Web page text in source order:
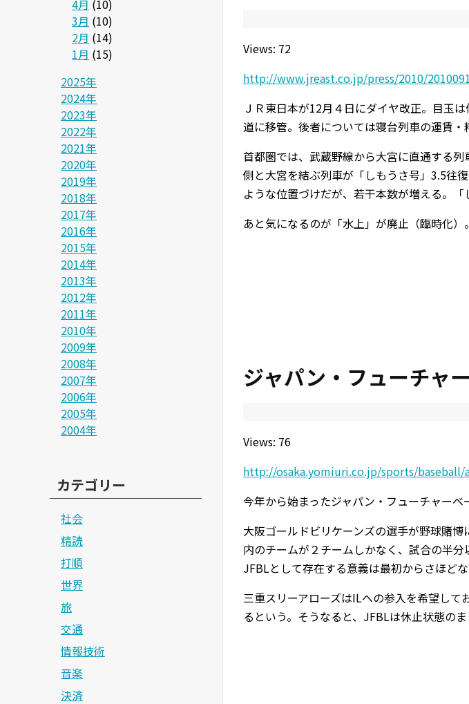
Views: 72
http://www.jreast.co.jp/press/2010/
ＪＲ東日本が12月４日にダイヤ改正。目玉
道に移管。後者については寝台列車の運賃・
首都圏では、武蔵野線から大宮に直通する
側と大宮を結ぶ列車が「しもうさ号」3.5往
ような位置づけだが、若干本数が増える。「
あと気になるのが「水上」が廃止（臨時化）
ジャパン・フューチャ
Views: 76
http://osaka.yomiuri.co.jp/sports/baseball/
今年から始まったジャパン・フューチャーベ
大阪ゴールドビリケーンズの選手が野球賭
内のチームが２チームしかなく、試合の半
JFBLとして存在する意義は最初からさほど
三重スリーアローズはILへの参入を希望し
るという。そうなると、JFBLは休止状態の
4月 (10)
3月 (10)
2月 (14)
1月 (15)
2025年
2024年
2023年
2022年
2021年
2020年
2019年
2018年
2017年
2016年
2015年
2014年
2013年
2012年
2011年
2010年
2009年
2008年
2007年
2006年
2005年
2004年
カテゴリー
社会
精読
打順
世界
旅
交通
情報技術
音楽
決済